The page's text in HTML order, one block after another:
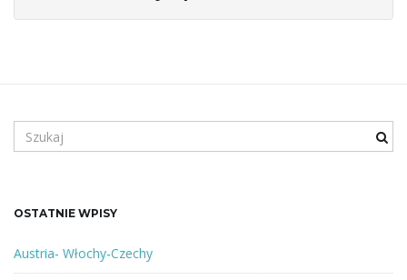
z
a
e
s
OSTATNIE WPISY
Austria- Włochy-Czechy